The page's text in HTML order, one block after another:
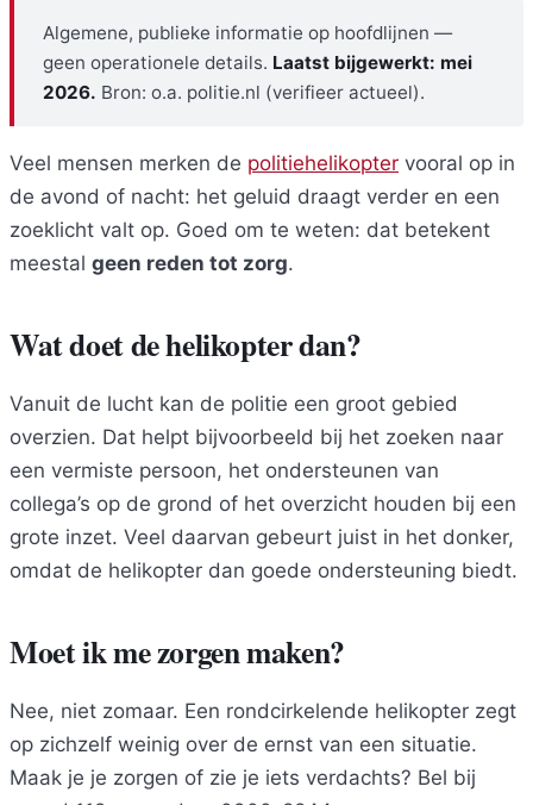
Algemene, publieke informatie op hoofdlijnen —
geen operationele details. Laatst bijgewerkt: mei
2026. Bron: o.a. politie.nl (verifieer actueel).
Veel mensen merken de politiehelikopter vooral op in
de avond of nacht: het geluid draagt verder en een
zoeklicht valt op. Goed om te weten: dat betekent
meestal geen reden tot zorg.
Wat doet de helikopter dan?
Vanuit de lucht kan de politie een groot gebied
overzien. Dat helpt bijvoorbeeld bij het zoeken naar
een vermiste persoon, het ondersteunen van
collega’s op de grond of het overzicht houden bij een
grote inzet. Veel daarvan gebeurt juist in het donker,
omdat de helikopter dan goede ondersteuning biedt.
Moet ik me zorgen maken?
Nee, niet zomaar. Een rondcirkelende helikopter zegt
op zichzelf weinig over de ernst van een situatie.
Maak je je zorgen of zie je iets verdachts? Bel bij